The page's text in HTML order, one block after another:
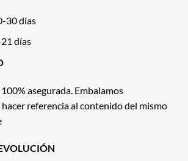
30 días
días
asegurada. Embalamos
referencia al contenido del mismo